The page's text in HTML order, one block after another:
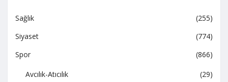
Sağlık
(255)
Siyaset
(774)
Spor
(866)
Avcılık-Atıcılık
(29)